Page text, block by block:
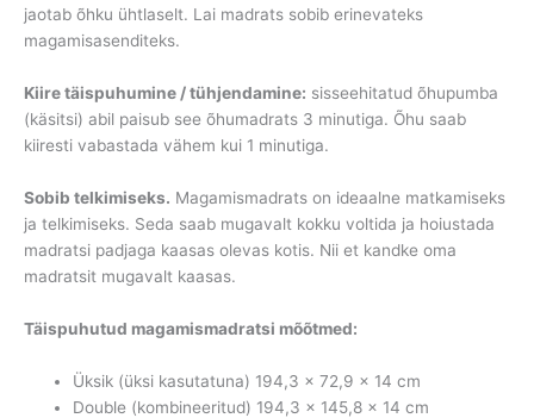
jaotab õhku ühtlaselt. Lai madrats sobib erinevateks
magamisasenditeks.
Kiire täispuhumine / tühjendamine: sisseehitatud õhupumba
(käsitsi) abil paisub see õhumadrats 3 minutiga. Õhu saab
kiiresti vabastada vähem kui 1 minutiga.
Sobib telkimiseks. Magamismadrats on ideaalne matkamiseks
ja telkimiseks. Seda saab mugavalt kokku voltida ja hoiustada
madratsi padjaga kaasas olevas kotis. Nii et kandke oma
madratsit mugavalt kaasas.
Täispuhutud magamismadratsi mõõtmed:
Üksik (üksi kasutatuna) 194,3 x 72,9 x 14 cm
Double (kombineeritud) 194,3 x 145,8 x 14 cm